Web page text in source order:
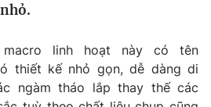
linh hoạt này có tên
thiết kế nhỏ gọn, dễ dàng di
ngàm tháo lắp thay thế các